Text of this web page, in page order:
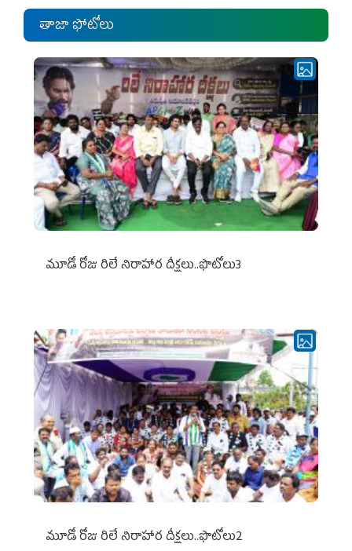
తాజా ఫోటోలు
మూడో రోజు రిలే నిరాహార దీక్షలు..ఫొటోలు3
మూడో రోజు రిలే నిరాహార దీక్షలు..ఫొటోలు2